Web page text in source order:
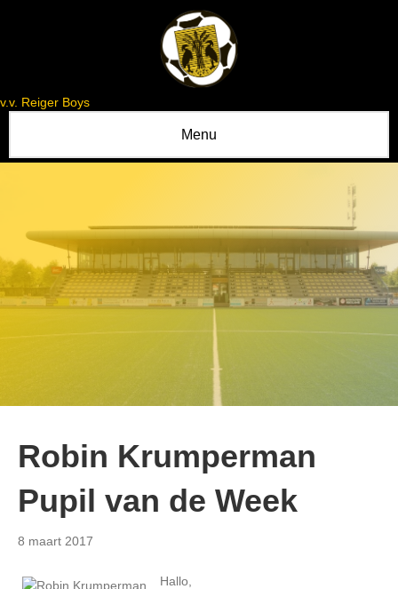
v.v. Reiger Boys
Menu
Robin Krumperman
Pupil van de Week
8 maart 2017
Hallo,